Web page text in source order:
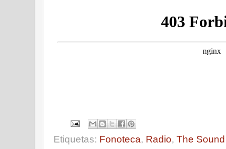
Etiquetas: Fonoteca, Radio, The